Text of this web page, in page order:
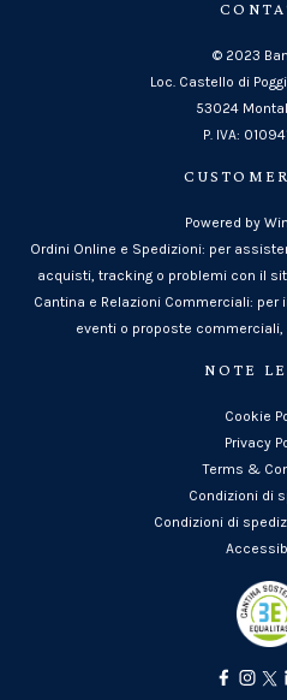
© 2023
Loc. Castello di
53024
P. IVA:
Powered by
Ordini Online e Spedizioni: per
acquisti, tracking o problemi con il
Cantina e Relazioni Commerciali: per
eventi o proposte commerciali,
NOTE
Cookie
Privacy
Terms &
Condizioni di
Condizioni di